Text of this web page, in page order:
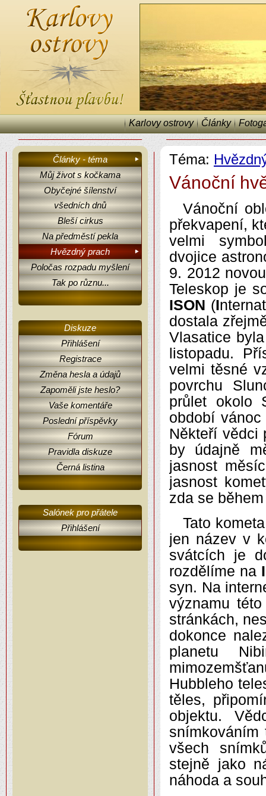
Karlovy ostrovy Články
Články - téma
Můj život s kočkama
Obyčejné šílenství
všedních dnů
Bleší cirkus
Na předměstí pekla
Hvězdný prach
Poločas rozpadu myšlení
Tak po různu...
Diskuze
Přihlášení
Registrace
Změna hesla a údajů
Zapoměli jste heslo?
Vaše komentáře
Poslední příspěvky
Fórum
Pravidla diskuze
Černá listina
Salónek pro přátele
Přihlášení
Téma:
Vánoční
Vánoční
překvapení,
velmi
dvojice
9. 2012
Teleskop je
ISON (I
dostala
Vlasatice
listopadu.
velmi těsné
povrchu
průlet okolo
období
Někteří vědci
by údajně
jasnost
jasnost
zda se
Tato
jen název v
svátcích je
rozdělíme na I
syn. Na
významu
stránkách,
dokonce
planetu
Hubbleho
těles,
objektu.
všech
stejně jako
náhoda a